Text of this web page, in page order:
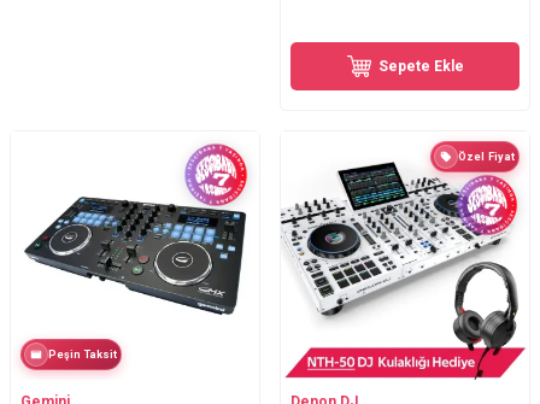
Sepete Ekle
Peşin Taksit
Özel Fiyat